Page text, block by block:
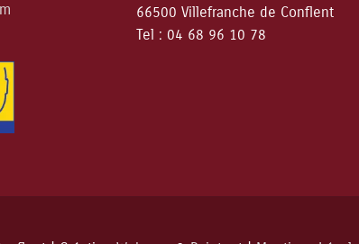
66500 Villefranche de Conflent
Tel : 04 68 96 10 78